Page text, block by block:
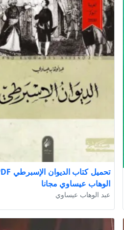
الوهاب عيساوي مجانا
عبد الوهاب عيساوي